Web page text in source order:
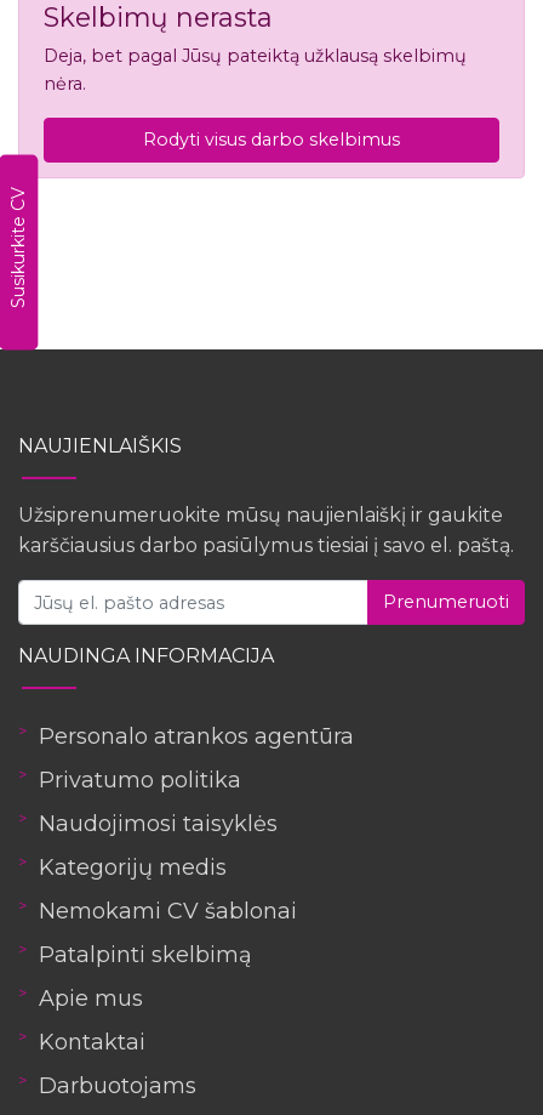
Susikurkite CV
Skelbimų nerasta
Deja, bet pagal Jūsų pateiktą užklausą skelbimų
nėra.
Rodyti visus darbo skelbimus
NAUJIENLAIŠKIS
Užsiprenumeruokite mūsų naujienlaiškį ir gaukite
karščiausius darbo pasiūlymus tiesiai į savo el. paštą.
Prenumeruoti
NAUDINGA INFORMACIJA
Personalo atrankos agentūra
Privatumo politika
Naudojimosi taisyklės
Kategorijų medis
Nemokami CV šablonai
Patalpinti skelbimą
Apie mus
Kontaktai
Darbuotojams